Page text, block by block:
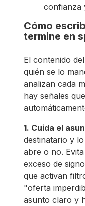
confianza
Cómo
termine en
El contenido
quién se lo
analizan cada
hay señales
1. Cuida el
destinatario y
abre o no.
exceso de
que activan
"oferta
asunto claro y